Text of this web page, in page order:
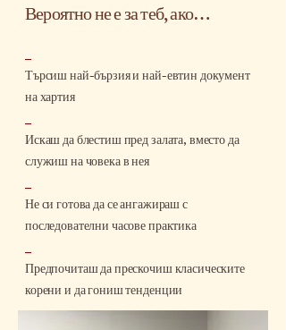
Вероятно не е за теб, ако…
_
Търсиш най-бързия и най-евтин документ
на хартия
_
Искаш да блестиш пред залата, вместо да
служиш на човека в нея
_
Не си готова да се ангажираш с
последователни часове практика
_
Предпочиташ да прескочиш класическите
корени и да гониш тенденции